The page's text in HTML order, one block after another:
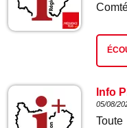
Info
05/08/